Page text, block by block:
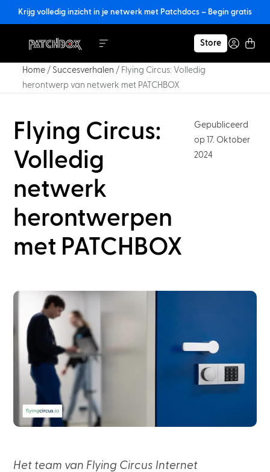
Krijg volledig inzicht in je netwerk met Patchdocs – Begin gratis
Store
Home/ Succesverhalen / Flying Circus: Volledig
herontwerp van netwerk met PATCHBOX
Flying Circus:
Volledig
netwerk
herontwerpen
met PATCHBOX
Gepubliceerd
op 17. Oktober
2024
Het team van Flying Circus Internet